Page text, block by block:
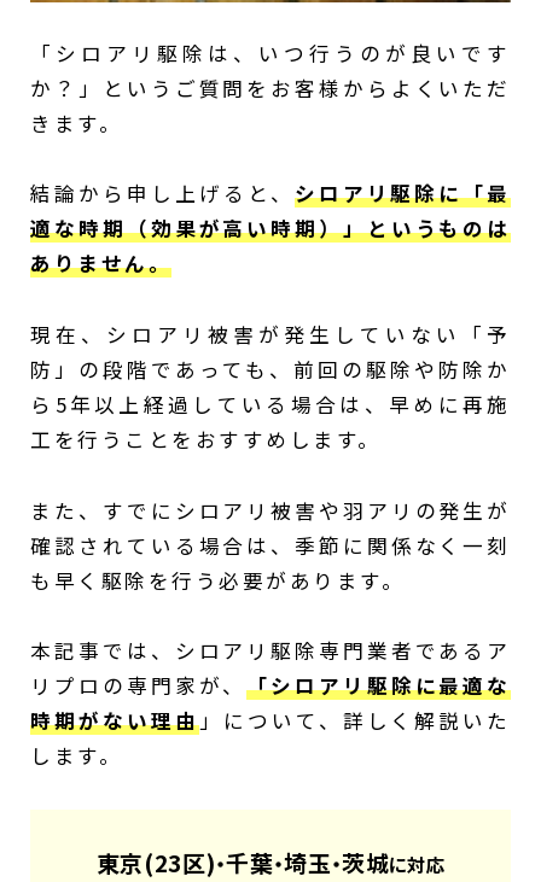
「シロアリ駆除は、いつ行うのが良いです
か？」というご質問をお客様からよくいただ
きます。
結論から申し上げると、 シロアリ駆除に「最
適な時期（効果が高い時期）」というものは
ありません。
現在、シロアリ被害が発生していない「予
防」の段階であっても、前回の駆除や防除か
ら5年以上経過している場合は、早めに再施
工を行うことをおすすめします。
また、すでにシロアリ被害や羽アリの発生が
確認されている場合は、季節に関係なく一刻
も早く駆除を行う必要があります。
本記事では、シロアリ駆除専門業者であるア
リプロの専門家が、「シロアリ駆除に最適な
時期がない理由」について、詳しく解説いた
します。
東京(23区)・千葉・埼玉・茨城に対応